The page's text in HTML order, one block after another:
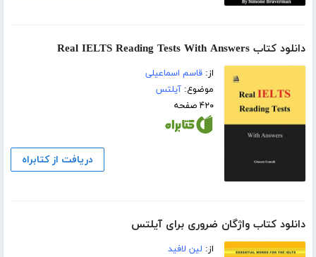
دانلود کتاب Real IELTS Reading Tests With Answers
از:قاسم اسماعیلی
موضوع:آیلتس
۴۲۰ صفحه
دریافت از کتابراه
دانلود کتاب واژگان ضروری برای آیلتس
از: لین لافید